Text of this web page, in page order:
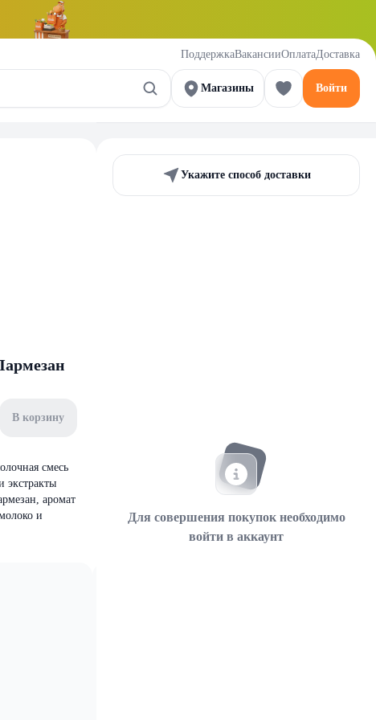
ПоддержкаВакансииОплатаДоставка
Магазины Войти
В корзину
смесь
экстракты
аромат
и
Укажите способ доставки
Для совершения покупок необходимо
войти в аккаунт